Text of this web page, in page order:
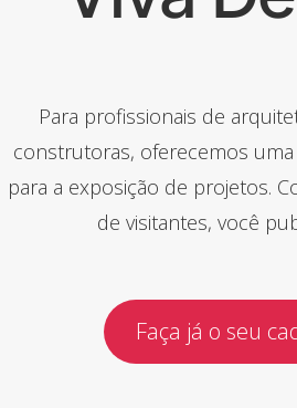
Para profissionais de
construtoras, oferecemos
para a exposição de projetos.
de visitantes, você
Faça já o seu